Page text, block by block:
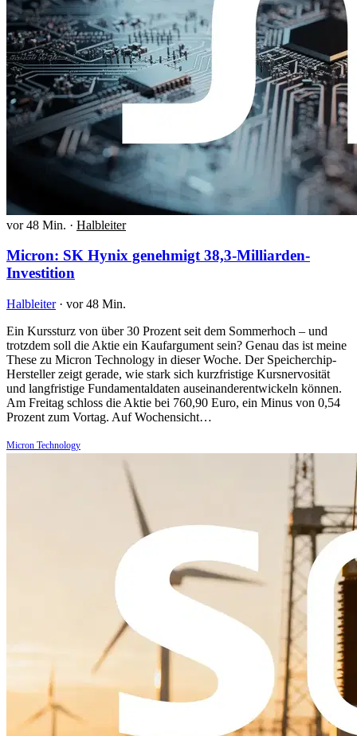
vor 48 Min. · Halbleiter
Micron: SK Hynix genehmigt 38,3-Milliarden-
Investition
Halbleiter · vor 48 Min.
Ein Kurssturz von über 30 Prozent seit dem Sommerhoch – und
trotzdem soll die Aktie ein Kaufargument sein? Genau das ist meine
These zu Micron Technology in dieser Woche. Der Speicherchip-
Hersteller zeigt gerade, wie stark sich kurzfristige Kursnervosität
und langfristige Fundamentaldaten auseinanderentwickeln können.
Am Freitag schloss die Aktie bei 760,90 Euro, ein Minus von 0,54
Prozent zum Vortag. Auf Wochensicht…
Micron Technology